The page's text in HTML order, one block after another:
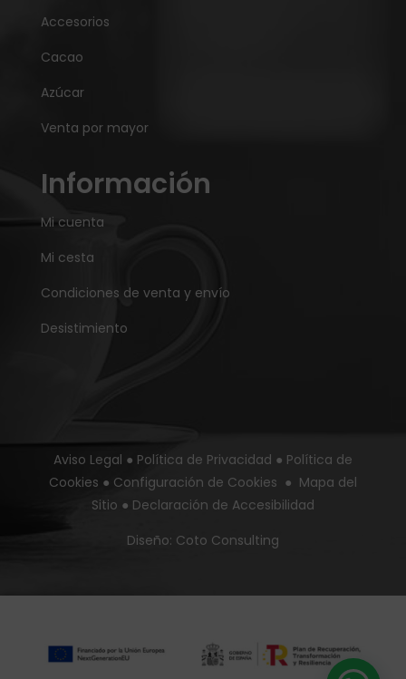
Accesorios
Cacao
Azúcar
Venta por mayor
Información
Mi cuenta
Mi cesta
Condiciones de venta y envío
Desistimiento
Aviso Legal ● Política de Privacidad ● Política de
Cookies ● Configuración de Cookies ● Mapa del
Sitio ● Declaración de Accesibilidad
Diseño: Coto Consulting